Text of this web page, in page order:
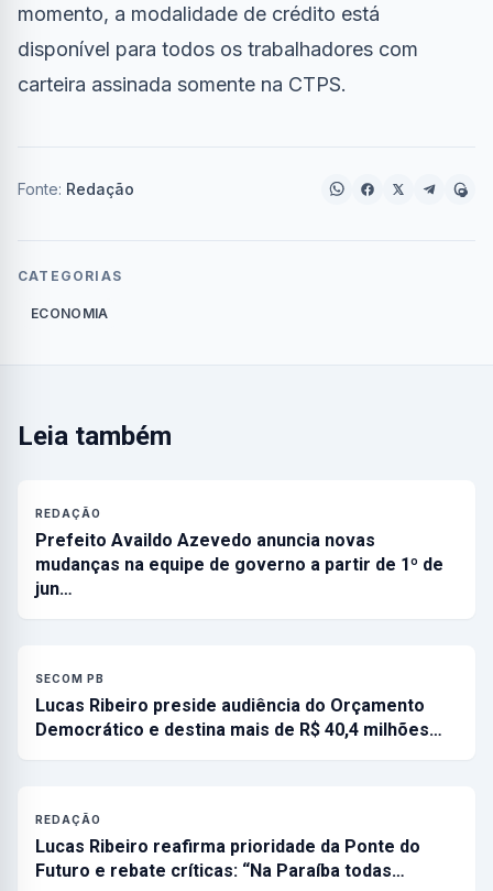
momento, a modalidade de crédito está
disponível para todos os trabalhadores com
carteira assinada somente na CTPS.
Fonte: Redação
CATEGORIAS
ECONOMIA
Leia também
REDAÇÃO
Prefeito Availdo Azevedo anuncia novas
mudanças na equipe de governo a partir de 1º de
jun…
SECOM PB
Lucas Ribeiro preside audiência do Orçamento
Democrático e destina mais de R$ 40,4 milhões…
REDAÇÃO
Lucas Ribeiro reafirma prioridade da Ponte do
Futuro e rebate críticas: “Na Paraíba todas…